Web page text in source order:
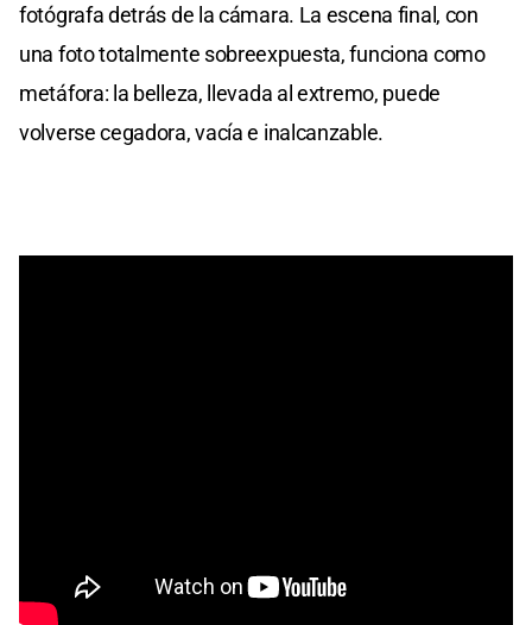
fotógrafa detrás de la cámara. La escena final, con
una foto totalmente sobreexpuesta, funciona como
metáfora: la belleza, llevada al extremo, puede
volverse cegadora, vacía e inalcanzable.